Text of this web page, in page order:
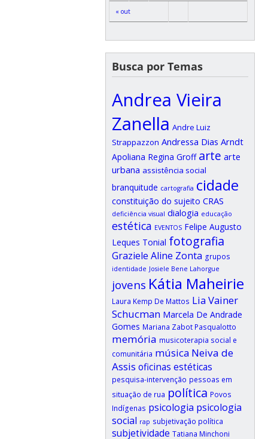
« out
Busca por Temas
Andrea Vieira
Zanella Andre Luiz
Strappazzon Andressa Dias Arndt
Apoliana Regina Groff arte arte
urbana assistência social
branquitude cartografia cidade
constituição do sujeito CRAS
deficiência visual dialogia educação
estética EVENTOS Felipe Augusto
Leques Tonial fotografia
Graziele Aline Zonta grupos
identidade Josiele Bene Lahorgue
jovens Kátia Maheirie
Laura Kemp De Mattos Lia Vainer
Schucman Marcela De Andrade
Gomes Mariana Zabot Pasqualotto
memória musicoterapia social e
comunitária música Neiva de
Assis oficinas estéticas
pesquisa-intervenção pessoas em
situação de rua política Povos
Indígenas psicologia psicologia
social rap subjetivação política
subjetividade Tatiana Minchoni